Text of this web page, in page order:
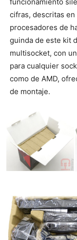
cifras, descritas
procesadores de
guinda de este kit
multisocket, con
para cualquier
como de AMD,
de montaje.